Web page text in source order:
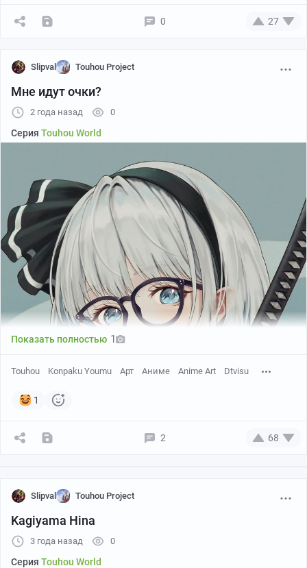
Автор: torinari (dtvisu)
0 27
Slipval Touhou Project
Мне идут очки?
2 года назад 0
Серия Touhou World
Показать полностью 1
Touhou Konpaku Youmu Арт Аниме Anime Art Dtvisu
1
2 68
Slipval Touhou Project
Kagiyama Hina
3 года назад 0
Серия Touhou World